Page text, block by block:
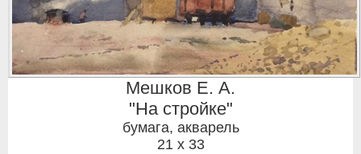
Мешков Е. А.
"На стройке"
бумага, акварель
21 x 33